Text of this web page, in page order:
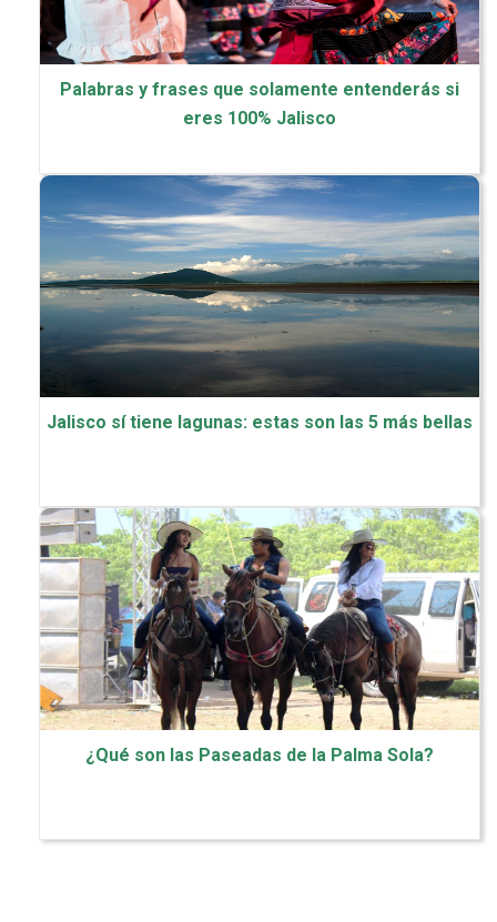
Palabras y frases que solamente entenderás si
eres 100% Jalisco
Jalisco sí tiene lagunas: estas son las 5 más bellas
¿Qué son las Paseadas de la Palma Sola?